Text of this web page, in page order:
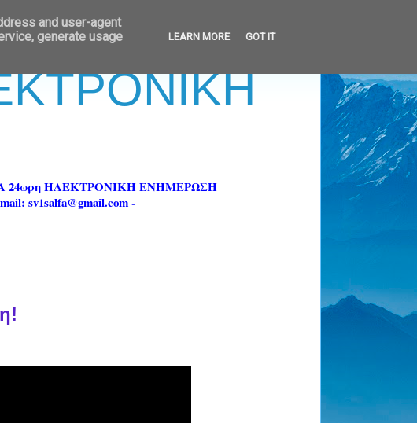
ΗΛΕΚΤΡΟΝΙΚΗ ΕΝΗΜΕΡΩΣΗ
sv1salfa@gmail.com -
and user-agent
generate usage
LEARN MORE GOT IT